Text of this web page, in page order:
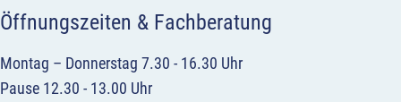
Öffnungszeiten & Fachberatung
Montag – Donnerstag 7.30 - 16.30 Uhr
Pause 12.30 - 13.00 Uhr